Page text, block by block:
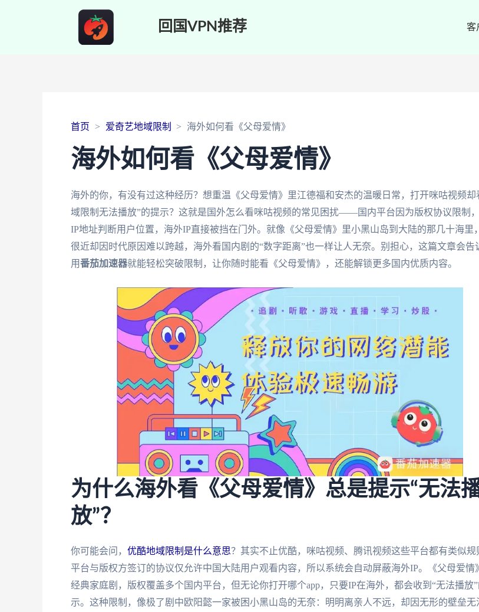
回国VPN推荐 客
首页 爱奇艺地域限制 海外如何看《父母爱情》
海外如何看《父母爱情》
海外的你，有没有过这种经历？想重温《父母爱情》里江德福和安杰的温暖日常，打开咪咕视频却
域限制无法播放”的提示？这就是国外怎么看咪咕视频的常见困扰——国内平台因为版权协议限制
IP地址判断用户位置，海外IP直接被挡在门外。就像《父母爱情》里小黑山岛到大陆的那几十海里
很近却因时代原因难以跨越，海外看国内剧的“数字距离”也一样让人无奈。别担心，这篇文章会告
用番茄加速器就能轻松突破限制，让你随时能看《父母爱情》，还能解锁更多国内优质内容。
为什么海外看《父母爱情》总是提示“无法
放”？
你可能会问， 优酷地域限制是什么意思？其实不止优酷，咪咕视频、腾讯视频这些平台都有类似
平台与版权方签订的协议仅允许中国大陆用户观看内容，所以系统会自动屏蔽海外IP。《父母爱情
经典家庭剧，版权覆盖多个国内平台，但无论你打开哪个app，只要IP在海外，都会收到“无法播放
示。这种限制，像极了剧中欧阳懿一家被困小黑山岛的无奈：明明离亲人不远，却因无形的壁垒无